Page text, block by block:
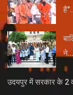
ने...
उदयपुर में सरकार के 2